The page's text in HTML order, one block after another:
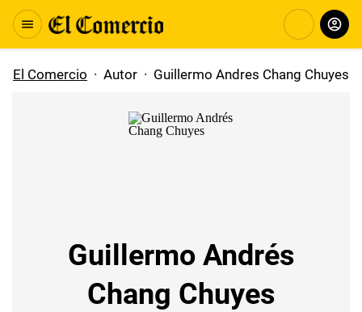
El Comercio · Autor · Guillermo Andres Chang Chuyes
Guillermo Andrés
Chang Chuyes